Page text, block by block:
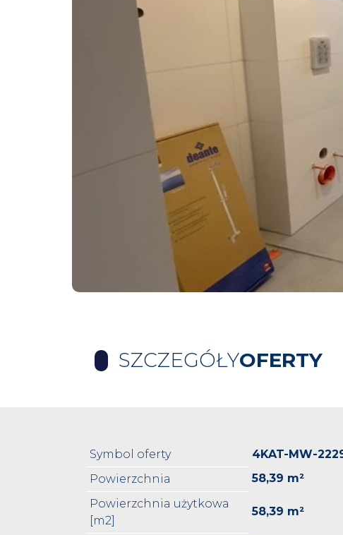
SZCZEGÓŁYOFERTY
Symbol oferty
4KAT-MW-
Powierzchnia
58,39 m²
Powierzchnia użytkowa
[m2]
58,39 m²